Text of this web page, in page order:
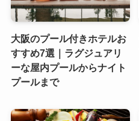
大阪のプール付きホテルお
すすめ7選｜ラグジュアリ
ーな屋内プールからナイト
プールまで